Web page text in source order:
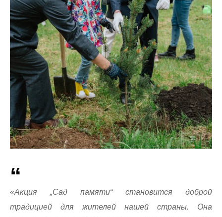
«Акция „Сад памяти“ становится доброй
традицией для жителей нашей страны. Она